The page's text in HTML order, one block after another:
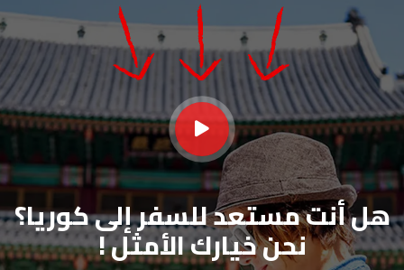
هل أنت مستعد للسفر إلى كوريا؟
نحن خيارك الأمثل !